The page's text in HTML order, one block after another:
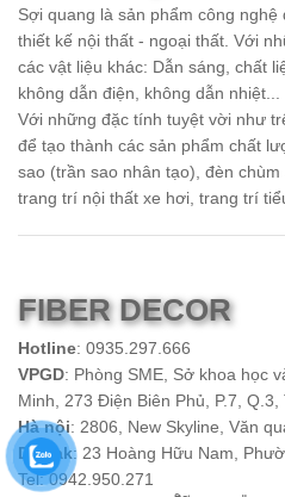
Sợi quang là sản phẩm công
thiết kế nội thất - ngoại thất. Với
các vật liệu khác: Dẫn sáng, chất
không dẫn điện, không dẫn nhiệt...
Với những đặc tính tuyệt vời như
để tạo thành các sản phẩm chất
sao (trần sao nhân tạo), đèn
trang trí nội thất xe hơi, trang trí
FIBER DECOR
Hotline: 0935.297.666
VPGD: Phòng SME, Sở khoa học
Minh, 273 Điện Biên Phủ, P.7,
Hà nội: 2806, New Skyline, Văn
Daklak: 23 Hoàng Hữu Nam,
Tel: 0942.950.271